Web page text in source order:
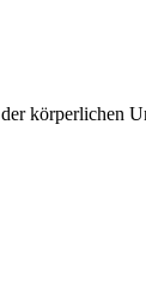
körperlichen